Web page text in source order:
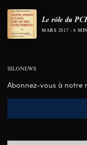
Le rôle du
MARS 2017 6
SILONEWS
Abonnez-vous à notre